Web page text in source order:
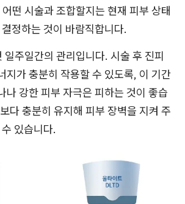
떤 시술과 조합할지는 현재 피부 상태
정하는 것이 바람직합니다.
일주일간의 관리입니다. 시술 후 진피
지가 충분히 작용할 수 있도록, 이 기간
나 강한 피부 자극은 피하는 것이 좋습
다 충분히 유지해 피부 장벽을 지켜 주
있습니다.